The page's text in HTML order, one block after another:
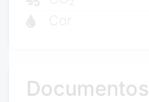
Documentos